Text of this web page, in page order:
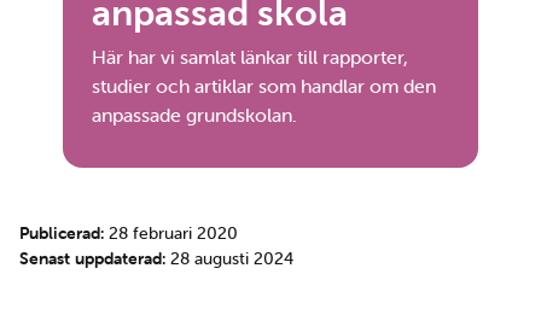
anpassad skola
Här har vi samlat länkar till rapporter,
studier och artiklar som handlar om den
anpassade grundskolan.
Publicerad: 28 februari 2020
Senast uppdaterad: 28 augusti 2024